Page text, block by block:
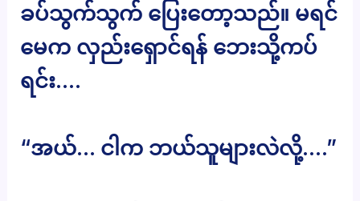
ခပ်သွက်သွက် ပြေးတော့သည်။ မရင်
မေက လှည်းရှောင်ရန် ဘေးသို့ကပ်
ရင်း….
“အယ်… ငါက ဘယ်သူများလဲလို့….”